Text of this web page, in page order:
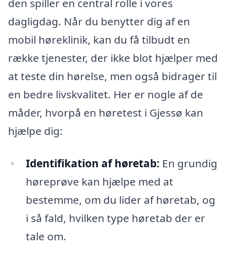
den spiller en central rolle i vores
dagligdag. Når du benytter dig af en
mobil høreklinik, kan du få tilbudt en
række tjenester, der ikke blot hjælper med
at teste din hørelse, men også bidrager til
en bedre livskvalitet. Her er nogle af de
måder, hvorpå en høretest i Gjessø kan
hjælpe dig:
Identifikation af høretab: En grundig
høreprøve kan hjælpe med at
bestemme, om du lider af høretab, og
i så fald, hvilken type høretab der er
tale om.